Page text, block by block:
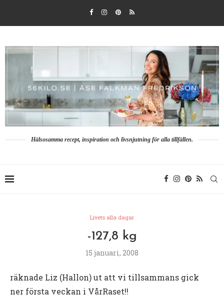
Hälsosamma recept, inspiration och livsnjutning för alla tillfällen.
Livets alla dagar
-127,8 kg
15 januari, 2008
räknade Liz (Hallon) ut att vi tillsammans gick
ner första veckan i VårRaset!!